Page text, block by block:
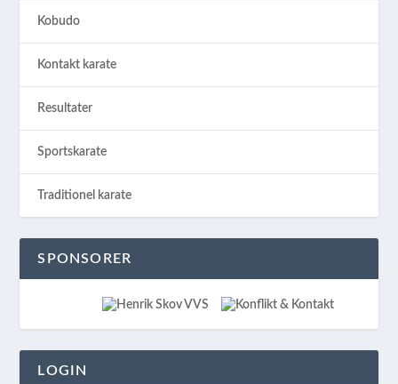
Kobudo
Kontakt karate
Resultater
Sportskarate
Traditionel karate
SPONSORER
LOGIN